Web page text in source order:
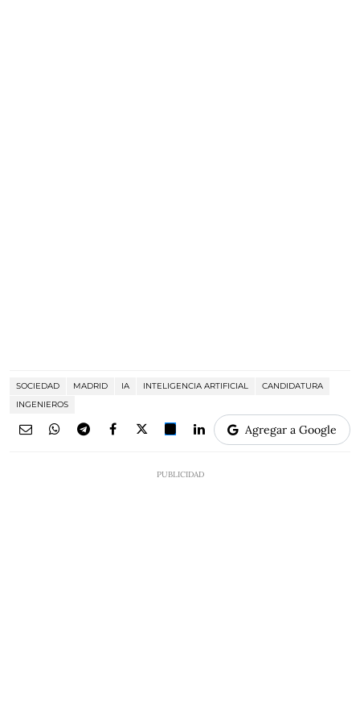
SOCIEDAD MADRID IA INTELIGENCIA ARTIFICIAL
CANDIDATURA
INGENIEROS
Agregar a Google